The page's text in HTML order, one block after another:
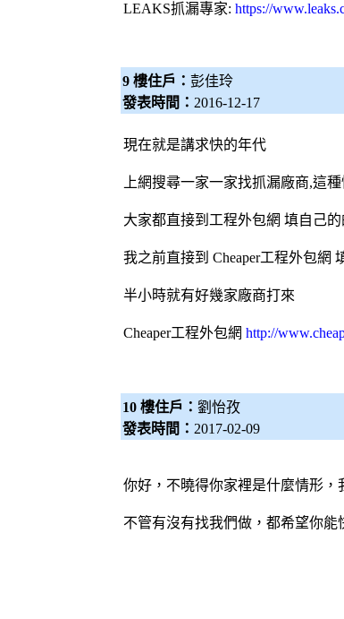
LEAKS抓漏專家: https://
9 樓住戶： 彭佳玲
發表時間： 2016-12-17
現在就是講求快的年代
上網搜尋一家一家找抓漏廠商,這
大家都直接到工程外包網 填自己
我之前直接到 Cheaper工程外包網
半小時就有好幾家廠商打來
Cheaper工程外包網 http://
10 樓住戶： 劉怡孜
發表時間： 2017-02-09
你好，不曉得你家裡是什麼情形
不管有沒有找我們做，都希望你